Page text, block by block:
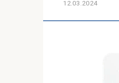
12.03.2024